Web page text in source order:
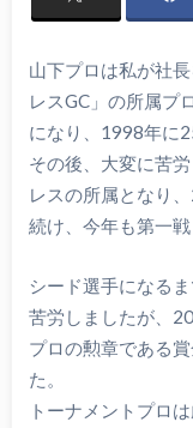
山下プロは私が社
レスGC」の所属プ
になり、1998年に
その後、大変に苦
レスの所属となり
続け、今年も第一
シード選手になる
苦労しましたが、
プロの勲章である
た。
トーナメントプロ